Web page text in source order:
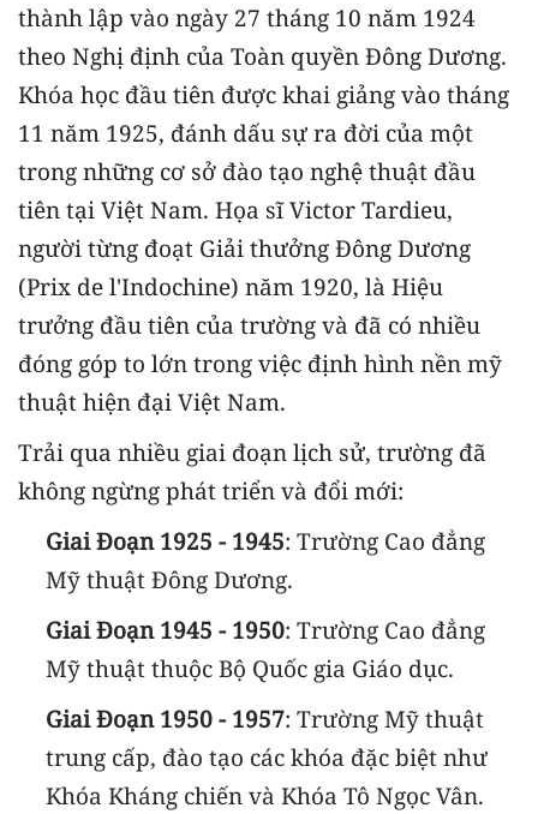
thành lập vào ngày 27 tháng 10 năm 1924
theo Nghị định của Toàn quyền Đông Dương.
Khóa học đầu tiên được khai giảng vào tháng
11 năm 1925, đánh dấu sự ra đời của một
trong những cơ sở đào tạo nghệ thuật đầu
tiên tại Việt Nam. Họa sĩ Victor Tardieu,
người từng đoạt Giải thưởng Đông Dương
(Prix de l'Indochine) năm 1920, là Hiệu
trưởng đầu tiên của trường và đã có nhiều
đóng góp to lớn trong việc định hình nền mỹ
thuật hiện đại Việt Nam.
Trải qua nhiều giai đoạn lịch sử, trường đã
không ngừng phát triển và đổi mới:
Giai Đoạn 1925 - 1945: Trường Cao đẳng
Mỹ thuật Đông Dương.
Giai Đoạn 1945 - 1950: Trường Cao đẳng
Mỹ thuật thuộc Bộ Quốc gia Giáo dục.
Giai Đoạn 1950 - 1957: Trường Mỹ thuật
trung cấp, đào tạo các khóa đặc biệt như
Khóa Kháng chiến và Khóa Tô Ngọc Vân.